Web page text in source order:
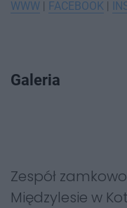
WWW | FACEBOOK |
Galeria
Zespół
Międzylesie w